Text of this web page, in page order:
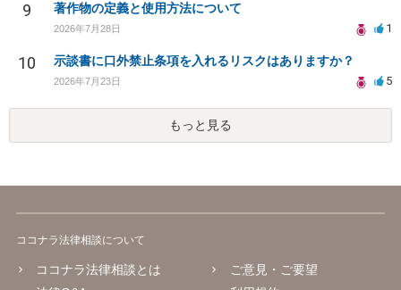
9 著作物の定義と使用方法について
2026年7月28日 1
10 示談書に口外禁止条項を入れるリスクはありますか？
2026年7月23日 5
もっと見る
ココナラ法律相談について
ココナラ法律相談とは
ご意見・ご要望